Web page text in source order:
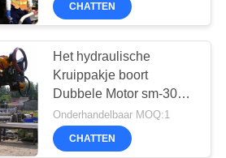
CHATTEN
Het hydraulische
Kruippakje boort
Dubbele Motor sm-300
het Opheffen Kracht
50KN met Hoge
Omwentelingssnelheid
Onderhandelbaar MOQ:1
CHATTEN